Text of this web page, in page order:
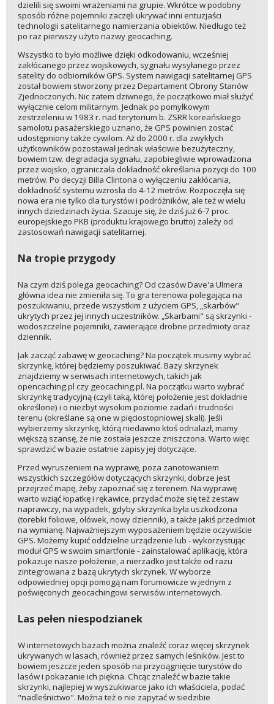
dzielili się swoimi wrażeniami na grupie. Wkrótce w podobny
sposób różne pojemniki zaczęli ukrywać inni entuzjaści
technologii satelitarnego namierzania obiektów. Niedługo też
po raz pierwszy użyto nazwy geocaching.
Wszystko to było możliwe dzięki odkodowaniu, wcześniej
zakłócanego przez wojskowych, sygnału wysyłanego przez
satelity do odbiorników GPS. System nawigacji satelitarnej GPS
został bowiem stworzony przez Departament Obrony Stanów
Zjednoczonych. Nic zatem dziwnego, że początkowo miał służyć
wyłącznie celom militarnym. Jednak po pomyłkowym
zestrzeleniu w 1983 r. nad terytorium b. ZSRR koreańskiego
samolotu pasażerskiego uznano, że GPS powinien zostać
udostępniony także cywilom. Aż do 2000 r. dla zwykłych
użytkowników pozostawał jednak właściwie bezużyteczny,
bowiem tzw. degradacja sygnału, zapobiegliwie wprowadzona
przez wojsko, ograniczała dokładność określania pozycji do 100
metrów. Po decyzji Billa Clintona o wyłączeniu zakłócania,
dokładność systemu wzrosła do 4-12 metrów. Rozpoczęła się
nowa era nie tylko dla turystów i podróżników, ale też w wielu
innych dziedzinach życia. Szacuje się, że dziś już 6-7 proc.
europejskiego PKB (produktu krajowego brutto) zależy od
zastosowań nawigacji satelitarnej.
Na tropie przygody
Na czym dziś polega geocaching? Od czasów Dave'a Ulmera
główna idea nie zmieniła się. To gra terenowa polegająca na
poszukiwaniu, przede wszystkim z użyciem GPS, „skarbów"
ukrytych przez jej innych uczestników. „Skarbami" są skrzynki -
wodoszczelne pojemniki, zawierające drobne przedmioty oraz
dziennik.
Jak zacząć zabawę w geocaching? Na początek musimy wybrać
skrzynkę, której będziemy poszukiwać. Bazy skrzynek
znajdziemy w serwisach internetowych, takich jak
opencaching.pl czy geocaching.pl. Na początku warto wybrać
skrzynkę tradycyjną (czyli taką, której położenie jest dokładnie
określone) i o niezbyt wysokim poziomie zadań i trudności
terenu (określane są one w pięciostopniowej skali). Jeśli
wybierzemy skrzynkę, którą niedawno ktoś odnalazł, mamy
większą szansę, że nie została jeszcze zniszczona. Warto więc
sprawdzić w bazie ostatnie zapisy jej dotyczące.
Przed wyruszeniem na wyprawę, poza zanotowaniem
wszystkich szczegółów dotyczących skrzynki, dobrze jest
przejrzeć mapę, żeby zapoznać się z terenem. Na wyprawę
warto wziąć łopatkę i rękawice, przydać może się też zestaw
naprawczy, na wypadek, gdyby skrzynka była uszkodzona
(torebki foliowe, ołówek, nowy dziennik), a także jakiś przedmiot
na wymianę. Najważniejszym wyposażeniem będzie oczywiście
GPS. Możemy kupić oddzielne urządzenie lub - wykorzystując
moduł GPS w swoim smartfonie - zainstalować aplikację, która
pokazuje nasze położenie, a nierzadko jest także od razu
zintegrowana z bazą ukrytych skrzynek. W wyborze
odpowiedniej opcji pomogą nam forumowicze w jednym z
poświęconych geocachingowi serwisów internetowych.
Las pełen niespodzianek
W internetowych bazach można znaleźć coraz więcej skrzynek
ukrywanych w lasach, również przez samych leśników. Jest to
bowiem jeszcze jeden sposób na przyciągnięcie turystów do
lasów i pokazanie ich piękna. Chcąc znaleźć w bazie takie
skrzynki, najlepiej w wyszukiwarce jako ich właściciela, podać
"nadleśnictwo". Można też o nie zapytać w siedzibie